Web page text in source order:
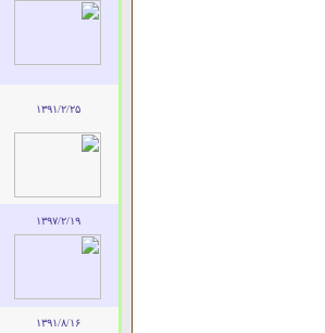
۱۳۹۱/۲/۲۵
۱۳۹۷/۲/۱۹
۱۳۹۱/۸/۱۶